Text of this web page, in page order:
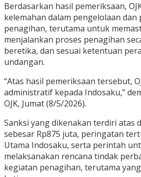
Berdasarkan hasil pemeriksaan,
kelemahan dalam pengelolaan
penagihan, terutama untuk
menjalankan proses penagihan
beretika, dan sesuai ketentuan
undangan.
“Atas hasil pemeriksaan tersebut,
administratif kepada Indosaku,”
OJK, Jumat (8/5/2026).
Sanksi yang dikenakan terdiri atas
sebesar Rp875 juta, peringatan
Utama Indosaku, serta perintah
melaksanakan rencana tindak
kegiatan penagihan, terutama